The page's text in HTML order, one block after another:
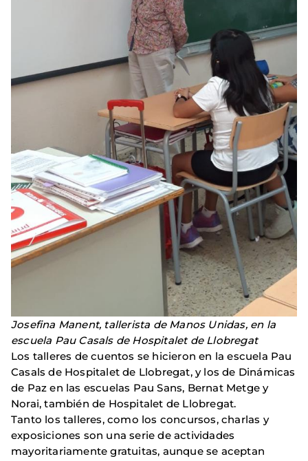
Josefina Manent, tallerista de Manos Unidas, en la
escuela Pau Casals de Hospitalet de Llobregat
Los talleres de cuentos se hicieron en la escuela Pau
Casals de Hospitalet de Llobregat, y los de Dinámicas
de Paz en las escuelas Pau Sans, Bernat Metge y
Norai, también de Hospitalet de Llobregat.
Tanto los talleres, como los concursos, charlas y
exposiciones son una serie de actividades
mayoritariamente gratuitas, aunque se aceptan